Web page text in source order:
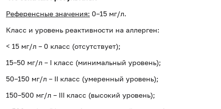
Референсные значения: 0–15 мг/л.
Класс и уровень реактивности на аллерген:
< 15 мг/л – 0 класс (отсутствует);
15–50 мг/л – I класс (минимальный уровень);
50–150 мг/л – II класс (умеренный уровень);
150–500 мг/л – III класс (высокий уровень);